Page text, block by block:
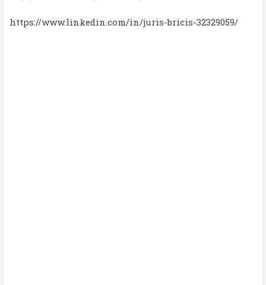
https://www.linkedin.com/in/juris-bricis-32329059/